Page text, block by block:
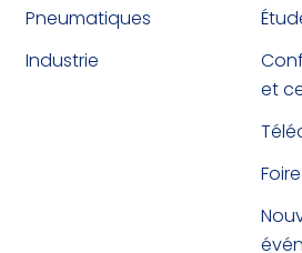
Pneumatiques
Industrie
et